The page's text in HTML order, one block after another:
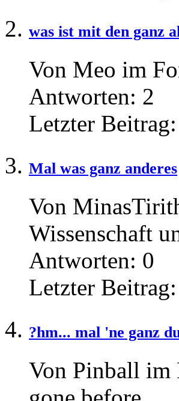
was ist mit den ganz
Von Meo im
Antworten: 2
Letzter Beitrag:
Mal was ganz anderes
Von
Wissenschaft
Antworten: 0
Letzter Beitrag:
?hm... mal 'ne ganz
Von Pinball im